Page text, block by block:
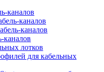
каналов
каналов
каналов
каналов
лотков
для кабельных